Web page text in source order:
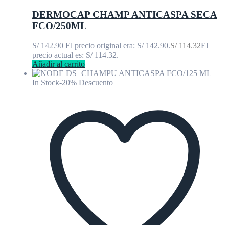
DERMOCAP CHAMP ANTICASPA SECA
FCO/250ML
S/142.90 El precio original era: S/ 142.90.S/114.32El
precio actual es: S/ 114.32.
Añadir al carrito
In Stock-20% Descuento